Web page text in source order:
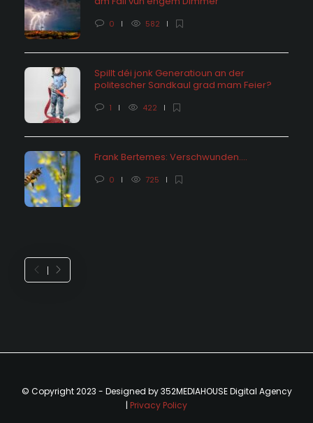
0 582
Spillt déi jonk Generatioun an der
politescher Sandkaul grad mam Feier?
1 422
Frank Bertemes: Verschwunden….
0 725
© Copyright 2023 - Designed by 352MEDIAHOUSE Digital Agency
| Privacy Policy